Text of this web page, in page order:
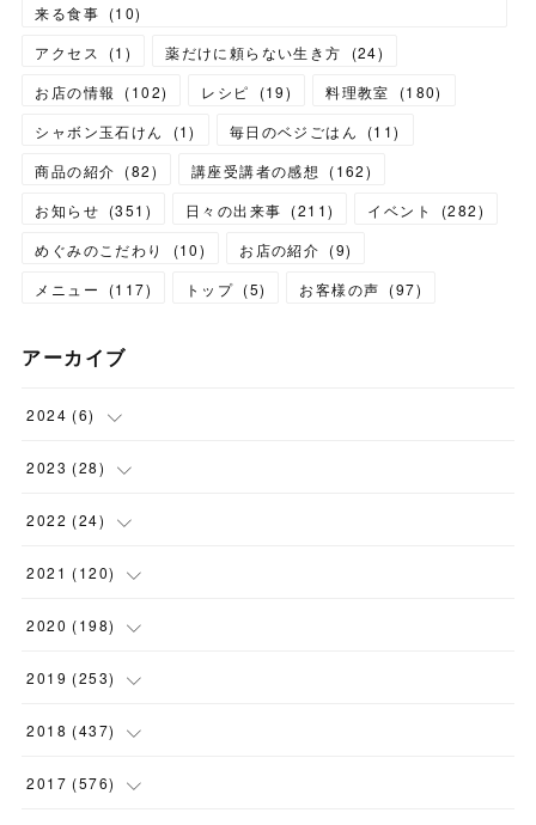
来る食事 (10)
アクセス
(1 ) 薬だけに頼らない生き方 (24)
お店の情報
(102) レシピ (19) 料理教室 (180)
シャボン玉石けん
(1) 毎日のベジごはん (11)
商品の紹介 (82) 講座受講者の感想 (162)
お知らせ (351 ) 日々の出来事 (211) イベント (282)
めぐみのこだわり
(10) お店の紹介 (9)
メニュー
(117) トップ (5) お客様の声 (97)
アーカイブ
2024 (6)
(1)
(1 )
(1)
( 1 )
2023 (28)
(2)
(1)
(1)
(2 )
2022 (24)
(5)
(2)
(2)
( 1 )
2021 (120)
(12)
(3)
(1)
(9)
2020 (198)
(12)
(11)
(12)
2019 (253)
(14)
(27)
2018 (437)
(23)
2017 (576)